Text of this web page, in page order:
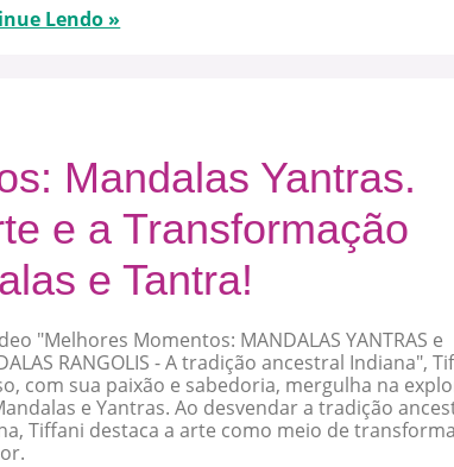
Lendo »
Mandalas Yantras.
e a Transformação
e Tantra!
"Melhores Momentos: MANDALAS YANTRAS e
RANGOLIS - A tradição ancestral Indiana",
com sua paixão e sabedoria, mergulha na
e Yantras. Ao desvendar a tradição
Tiffani destaca a arte como meio de